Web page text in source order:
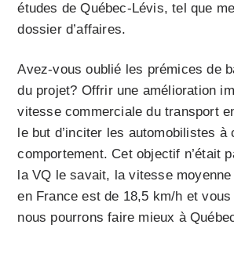
études de Québec-Lévis, tel que
dossier d’affaires.
Avez-vous oublié les prémices de
du projet? Offrir une amélioration
vitesse commerciale du transport
le but d’inciter les automobilistes à
comportement. Cet objectif n’était
la VQ le savait, la vitesse
en France est de 18,5 km/h et
nous pourrons faire mieux à